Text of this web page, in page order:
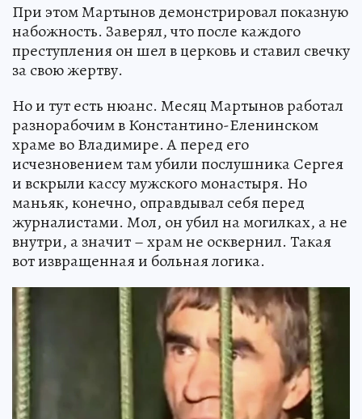
При этом Мартынов демонстрировал показную
набожность. Заверял, что после каждого
преступления он шел в церковь и ставил свечку
за свою жертву.
Но и тут есть нюанс. Месяц Мартынов работал
разнорабочим в Константино-Еленинском
храме во Владимире. А перед его
исчезновением там убили послушника Сергея
и вскрыли кассу мужского монастыря. Но
маньяк, конечно, оправдывал себя перед
журналистами. Мол, он убил на могилках, а не
внутри, а значит – храм не осквернил. Такая
вот извращенная и больная логика.